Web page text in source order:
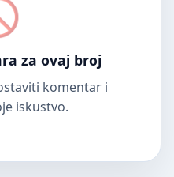
za ovaj broj
komentar i
iskustvo.